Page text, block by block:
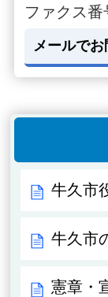
ファクス
メールで
牛久市
牛久市
憲章・